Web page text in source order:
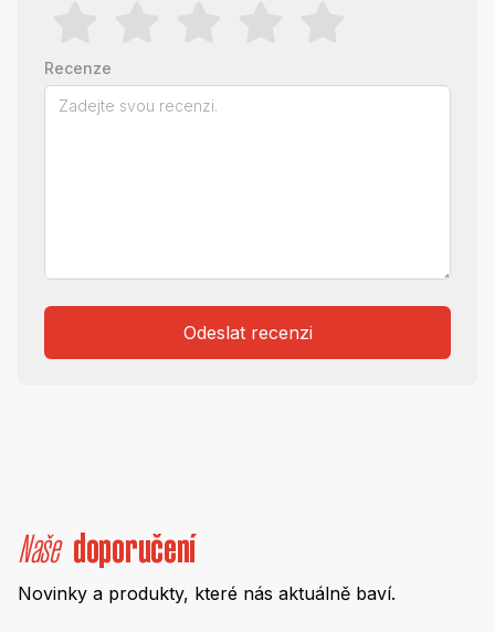
Recenze
Odeslat recenzi
Naše doporučení
Novinky a produkty, které nás aktuálně baví.